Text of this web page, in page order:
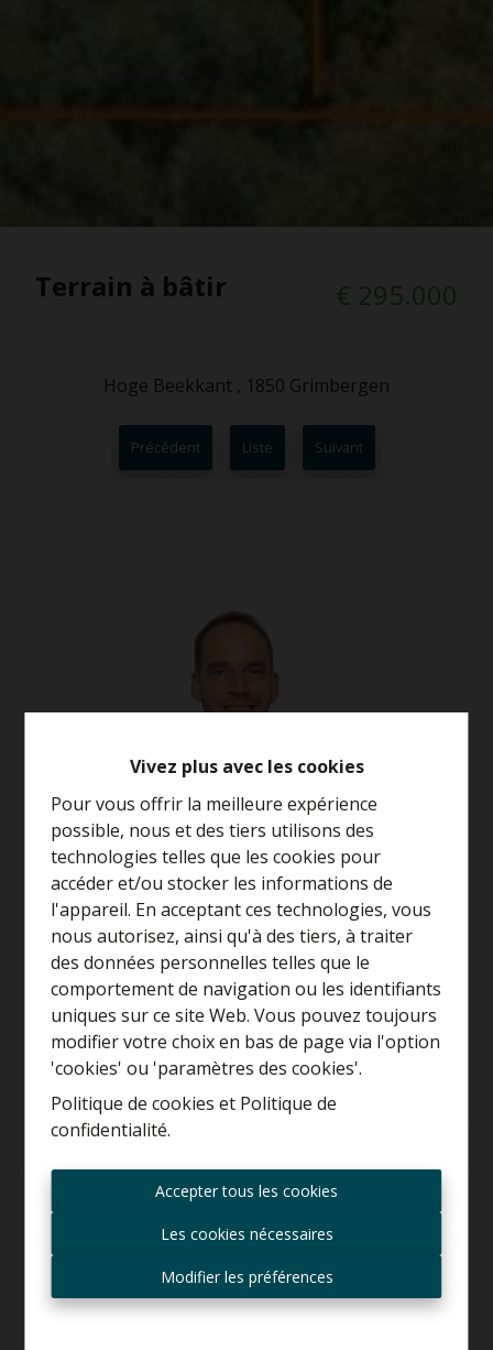
Vivez plus avec les cookies
Pour vous offrir la meilleure expérience
possible, nous et des tiers utilisons des
technologies telles que les cookies pour
accéder et/ou stocker les informations de
l'appareil. En acceptant ces technologies, vous
nous autorisez, ainsi qu'à des tiers, à traiter
des données personnelles telles que le
comportement de navigation ou les identifiants
uniques sur ce site Web. Vous pouvez toujours
modifier votre choix en bas de page via l'option
'cookies' ou 'paramètres des cookies'.
Politique de cookies et Politique de
confidentialité.
Accepter tous les cookies
Les cookies nécessaires
Modifier les préférences
Terrain à bâtir € 295.000
Hoge Beekkant , 1850 Grimbergen
Précédent Liste Suivant
Demande d'informations
Curieux de connaître la
valeur de votre maison ?
Estimation gratuite
Toujours être le premier
informé des nouvelles
offres ?
mail